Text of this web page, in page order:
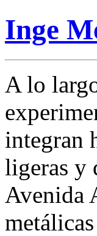
Inge
A lo
integran
ligeras y
Avenida
metálicas